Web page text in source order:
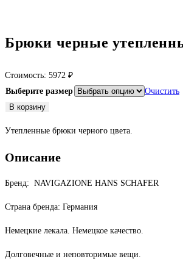
Брюки черные
Стоимость: 5972 ₽
Выберите размер
Очистить
Количество
черные
В корзину
Утепленные брюки черного цвета.
Описание
Бренд: NAVIGAZIONE HANS SCHAFER
Страна бренда: Германия
Немецкие лекала. Немецкое качество.
Долговечные и неповторимые вещи.